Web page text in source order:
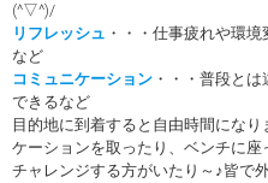
(^▽^)/
リフレッシュ ・・・仕事疲れや環
など
コミュニケーション ・・・普段と
できるなど
目的地に到着すると自由時間にな
ケーションを取ったり、ベンチに
チャレンジする方がいたり～♪皆で